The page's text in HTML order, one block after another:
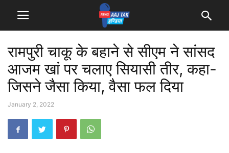
रामपुरी चाकू के बहाने से सीएम ने सांसद
आजम खां पर चलाए स‍ियासी तीर, कहा-
ज‍िसने जैसा क‍िया, वैसा फल द‍िया
January 2, 2022